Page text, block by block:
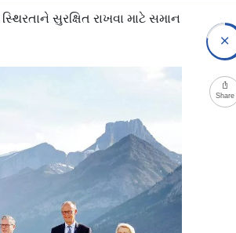
સુરક્ષિત રાખવા માટે સમાન
Share